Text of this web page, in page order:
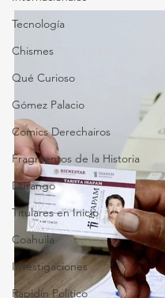
Tecnología
Chismes
Qué Curioso
Gómez Palacio
Comics Derechairos
Fragmentos de la Historia
Durango
Titulares en Inicio
Coahuila
Investigaciones
Rapidín Político